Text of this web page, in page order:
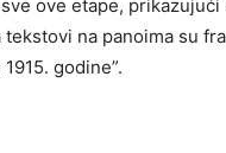
ove etape,
tekstovi na panoima su
godine”.